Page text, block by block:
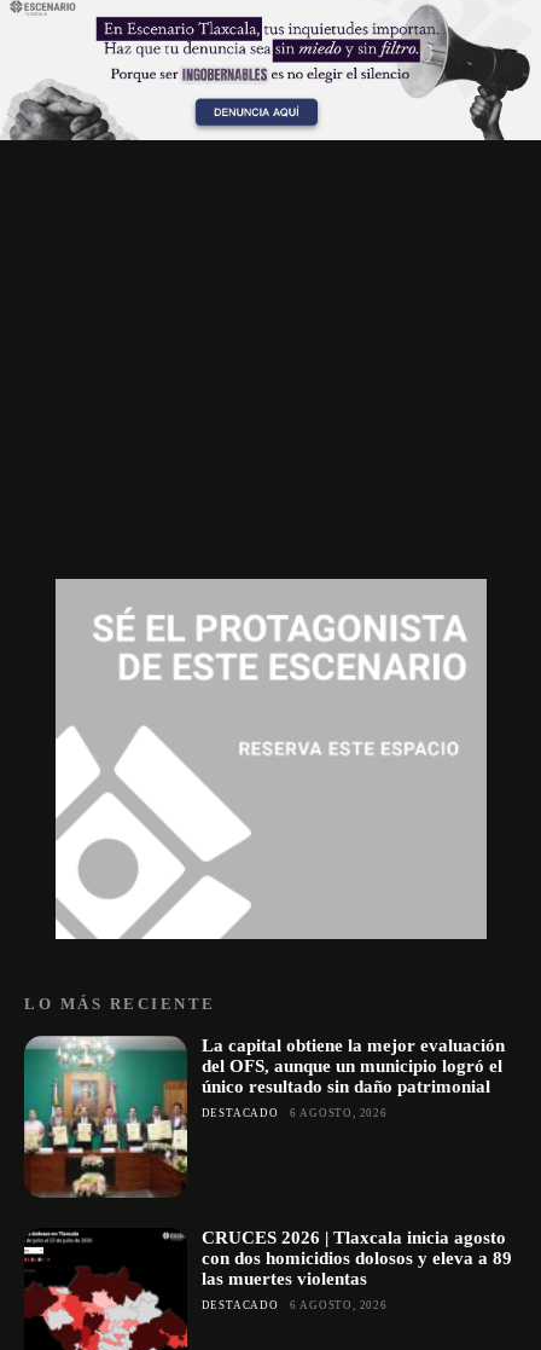
LO MÁS RECIENTE
La capital obtiene la mejor evaluación
del OFS, aunque un municipio logró el
único resultado sin daño patrimonial
DESTACADO 6 AGOSTO, 2026
CRUCES 2026 | Tlaxcala inicia agosto
con dos homicidios dolosos y eleva a 89
las muertes violentas
DESTACADO 6 AGOSTO, 2026